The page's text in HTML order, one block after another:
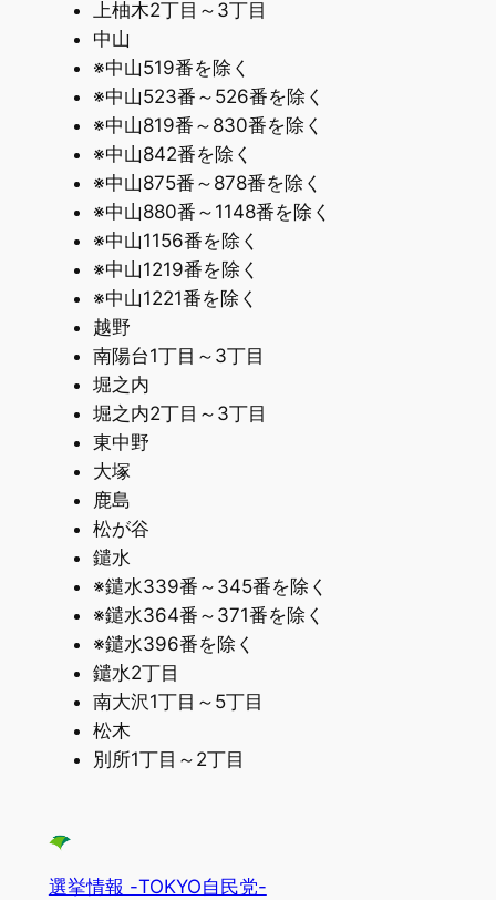
上柚木2丁目～3丁目
中山
※中山519番を除く
※中山523番～526番を除く
※中山819番～830番を除く
※中山842番を除く
※中山875番～878番を除く
※中山880番～1148番を除く
※中山1156番を除く
※中山1219番を除く
※中山1221番を除く
越野
南陽台1丁目～3丁目
堀之内
堀之内2丁目～3丁目
東中野
大塚
鹿島
松が谷
鑓水
※鑓水339番～345番を除く
※鑓水364番～371番を除く
※鑓水396番を除く
鑓水2丁目
南大沢1丁目～5丁目
松木
別所1丁目～2丁目
選挙情報 -TOKYO自民党-